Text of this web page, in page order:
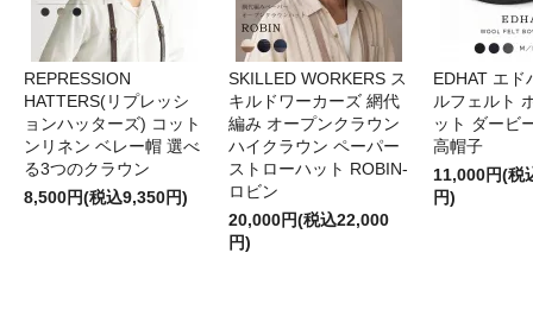
REPRESSION
HATTERS(リプレッシ
ョンハッターズ) コット
ンリネン ベレー帽 選べ
る3つのクラウン
8,500円(税込9,350円)
SKILLED WORKERS ス
キルドワーカーズ 網代
編み オープンクラウン
ハイクラウン ペーパー
ストローハット ROBIN-
ロビン
20,000円(税込22,000
円)
EDHAT エド
ルフェルト
ット ダービ
高帽子
11,000円(税
円)